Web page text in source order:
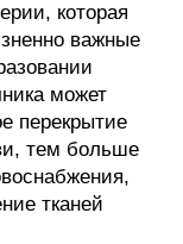
которая
важные
может
перекрытие
тем больше
тканей